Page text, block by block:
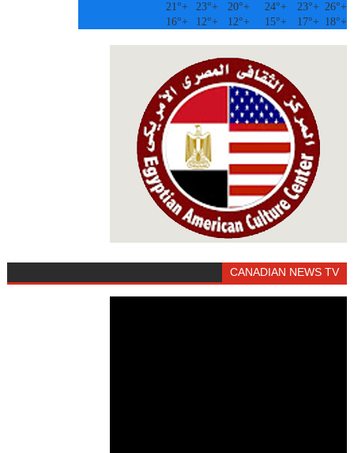
+
26°
+
23°
+
24°
+
20°
+
23°
+
21°
+
18°
+
17°
+
15°
+
12°
+
12°
+
16°
CANADIAN NEWS TV